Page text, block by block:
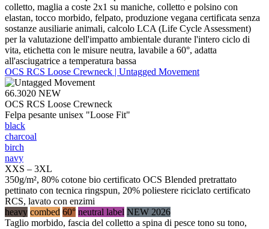
colletto, maglia a coste 2x1 su maniche, colletto e polsino con
elastan, tocco morbido, felpato, produzione vegana certificata senza
sostanze ausiliarie animali, calcolo LCA (Life Cycle Assessment)
per la valutazione dell'impatto ambientale durante l'intero ciclo di
vita, etichetta con le misure neutra, lavabile a 60°, adatta
all'asciugatrice a temperatura bassa
OCS RCS Loose Crewneck | Untagged Movement
66.3020 NEW
OCS RCS Loose Crewneck
Felpa pesante unisex "Loose Fit"
black
charcoal
birch
navy
XXS – 3XL
350g/m², 80% cotone bio certificato OCS Blended pretrattato
pettinato con tecnica ringspun, 20% poliestere riciclato certificato
RCS, lavato con enzimi
heavy combed 60° neutral label NEW 2026
Taglio morbido, fascia del colletto a spina di pesce tono su tono,